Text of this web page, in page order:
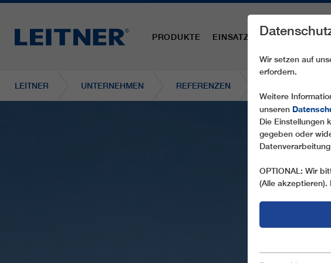
PRODUKTE EINSATZBEREICHE
LEITNER UNTERNEHMEN REFERENZEN
Wir setzen auf
erfordern.
Weitere
unseren
Die Einstellungen
gegeben oder
OPTIONAL: Wir
(Alle